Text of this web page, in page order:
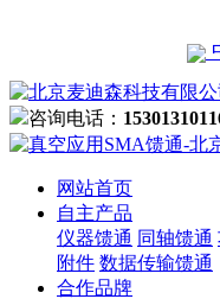
咨询电话：
网站首页
自主产品
仪器馈通 同轴馈通
附件 数据传输馈通
合作品牌